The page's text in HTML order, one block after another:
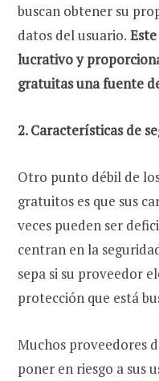
buscan obtener su
datos del usuario.
lucrativo y
gratuitas una fuente
2. Características de
Otro punto débil de
gratuitos es que sus
veces pueden ser
centran en la
sepa si su proveedor
protección que está
Muchos proveedores
poner en riesgo a sus